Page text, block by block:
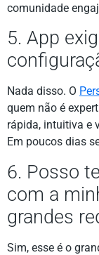
comunidade
5. App
Nada disso. O
quem não é
rápida, intuitiva e
Em poucos dias
6. Posso
com a
grandes
Sim, esse é o